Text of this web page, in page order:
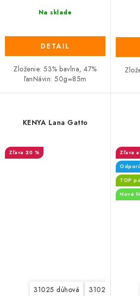
Na sklade
DETAIL
Zloženie: 53% bavlna, 47%
ľanNávin: 50g=85m
KENYA Lana Gatto
20 %
31025 dúhová 31027 béžová-
TOP
Nové